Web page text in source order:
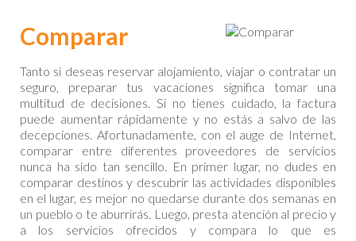
Comparar
Tanto si deseas reservar alojamiento, viajar o contratar un
seguro, preparar tus vacaciones significa tomar una
multitud de decisiones. Si no tienes cuidado, la factura
puede aumentar rápidamente y no estás a salvo de las
decepciones. Afortunadamente, con el auge de Internet,
comparar entre diferentes proveedores de servicios
nunca ha sido tan sencillo. En primer lugar, no dudes en
comparar destinos y descubrir las actividades disponibles
en el lugar, es mejor no quedarse durante dos semanas en
un pueblo o te aburrirás. Luego, presta atención al precio y
a los servicios ofrecidos y compara lo que es